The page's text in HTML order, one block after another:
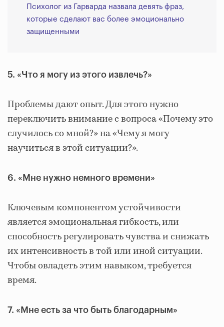
Психолог из Гарварда назвала девять фраз,
которые сделают вас более эмоционально
защищенными
5. «Что я могу из этого извлечь?»
Проблемы дают опыт. Для этого нужно
переключить внимание с вопроса «Почему это
случилось со мной?» на «Чему я могу
научиться в этой ситуации?».
6. «Мне нужно немного времени»
Ключевым компонентом устойчивости
является эмоциональная гибкость, или
способность регулировать чувства и снижать
их интенсивность в той или иной ситуации.
Чтобы овладеть этим навыком, требуется
время.
7. «Мне есть за что быть благодарным»